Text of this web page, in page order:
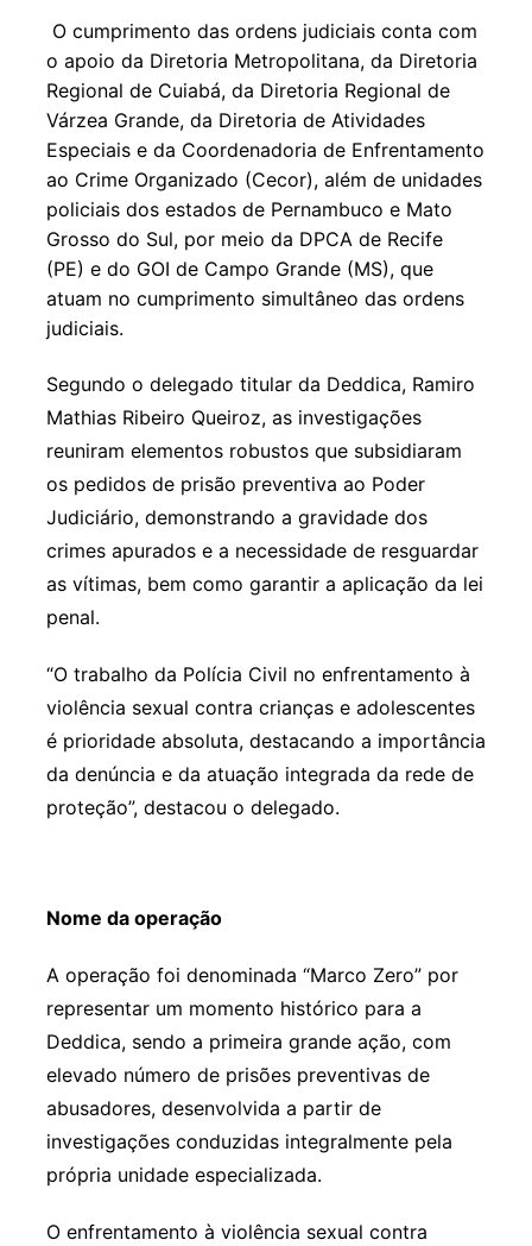
O cumprimento das ordens judiciais conta com
o apoio da Diretoria Metropolitana, da Diretoria
Regional de Cuiabá, da Diretoria Regional de
Várzea Grande, da Diretoria de Atividades
Especiais e da Coordenadoria de Enfrentamento
ao Crime Organizado (Cecor), além de unidades
policiais dos estados de Pernambuco e Mato
Grosso do Sul, por meio da DPCA de Recife
(PE) e do GOI de Campo Grande (MS), que
atuam no cumprimento simultâneo das ordens
judiciais.
Segundo o delegado titular da Deddica, Ramiro
Mathias Ribeiro Queiroz, as investigações
reuniram elementos robustos que subsidiaram
os pedidos de prisão preventiva ao Poder
Judiciário, demonstrando a gravidade dos
crimes apurados e a necessidade de resguardar
as vítimas, bem como garantir a aplicação da lei
penal.
“O trabalho da Polícia Civil no enfrentamento à
violência sexual contra crianças e adolescentes
é prioridade absoluta, destacando a importância
da denúncia e da atuação integrada da rede de
proteção”, destacou o delegado.
Nome da operação
A operação foi denominada “Marco Zero” por
representar um momento histórico para a
Deddica, sendo a primeira grande ação, com
elevado número de prisões preventivas de
abusadores, desenvolvida a partir de
investigações conduzidas integralmente pela
própria unidade especializada.
O enfrentamento à violência sexual contra